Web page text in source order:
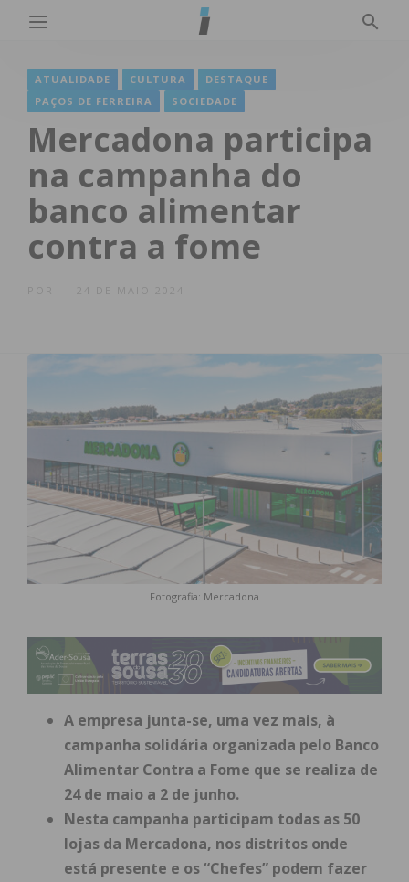
ATUALIDADE CULTURA
DESTAQUE
PAÇOS DE FERREIRA
SOCIEDADE
Mercadona participa
na campanha do
banco alimentar
contra a fome
24 DE MAIO 2024
Fotografia: Mercadona
A empresa junta-se, uma vez mais, à
campanha solidária organizada pelo Banco
Alimentar Contra a Fome que se realiza de
24 de maio a 2 de junho.
Nesta campanha participam todas as 50
lojas da Mercadona, nos distritos onde
está presente e os “Chefes” podem fazer